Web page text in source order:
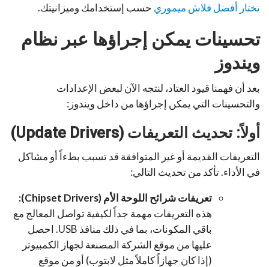
تختار أفضل فلاش ميموري حسب إستخدامك وميزانيتك.
تحسينات يمكن إجراؤها عبر نظام
ويندوز
بعد أن فهمنا قيود العتاد، لنتجه الآن لبعض الإعدادات
والتحسينات التي يمكن إجراؤها من داخل ويندوز:
أولاً: تحديث التعريفات (Update Drivers)
التعريفات القديمة أو غير المتوافقة قد تسبب بطءاً أو مشاكل
في الأداء. تأكد من تحديث التالي:
تعريفات شرائح اللوحة الأم (Chipset Drivers):
هذه التعريفات مهمة جداً لكيفية تواصل المعالج مع
باقي المكونات، بما في ذلك منافذ USB. احصل
عليها من موقع الشركة المصنعة لجهاز الكمبيوتر
(إذا كان جهازاً كاملاً مثل لابتوب) أو من موقع